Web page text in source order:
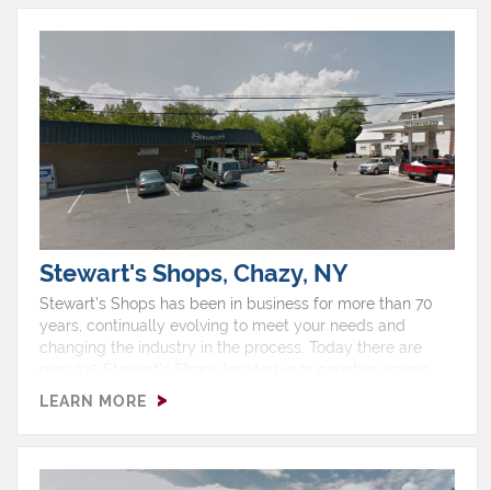
Stewart's Shops, Chazy, NY
Stewart’s Shops has been in business for more than 70
years, continually evolving to meet your needs and
changing the industry in the process. Today there are
upstate New York and southern Vermont, with two thirds
AMTuesday 5:00 AM - 12:00 AMWednesday 5:00 AM -
12:00 AMSaturday 5:00 AM - 12:00 AMSunday 5:00 AM -
LEARN MORE